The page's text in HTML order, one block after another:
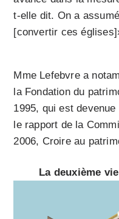
t-elle dit. On a
[convertir ces
Mme Lefebvre a
la Fondation du
1995, qui est
le rapport de la
2006, Croire au
La deuxième